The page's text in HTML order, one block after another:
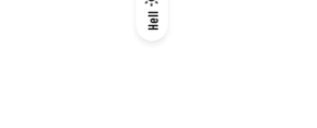
Hell
Hell
Dunkel